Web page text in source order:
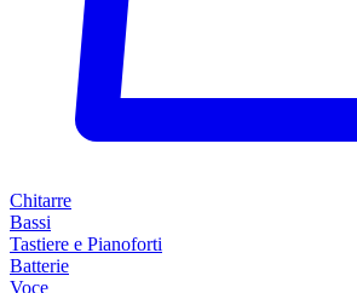
Chitarre
Bassi
Tastiere e Pianoforti
Batterie
Voce